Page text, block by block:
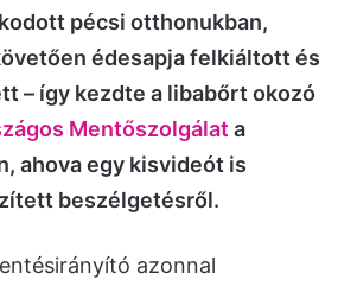
pécsi otthonukban,
édesapja felkiáltott és
– így kezdte a libabőrt okozó
Mentőszolgálat a
ahova egy kisvideót is
beszélgetésről.
azonnal